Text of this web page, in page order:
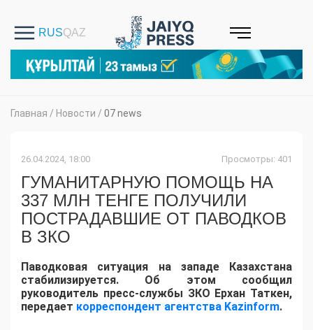
Главная / Новости / 07 news
26.04.2024, 18:00 Просмотры: 401
ГУМАНИТАРНУЮ ПОМОЩЬ НА
337 ​​МЛН ТЕНГЕ ПОЛУЧИЛИ
ПОСТРАДАВШИЕ ОТ ПАВОДКОВ
В ЗКО
Паводковая ситуация на западе Казахстана
стабилизируется. Об этом сообщил
руководитель пресс-службы ЗКО Ерхан Таткен,
передает корреспондент агентства Kazinform.